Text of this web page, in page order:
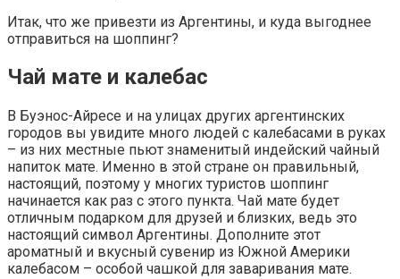
Итак, что же привезти из Аргентины, и куда выгоднее
отправиться на шоппинг?
Чай мате и калебас
В Буэнос-Айресе и на улицах других аргентинских
городов вы увидите много людей с калебасами в руках
– из них местные пьют знаменитый индейский чайный
напиток мате. Именно в этой стране он правильный,
настоящий, поэтому у многих туристов шоппинг
начинается как раз с этого пункта. Чай мате будет
отличным подарком для друзей и близких, ведь это
настоящий символ Аргентины. Дополните этот
ароматный и вкусный сувенир из Южной Америки
калебасом – особой чашкой для заваривания мате.